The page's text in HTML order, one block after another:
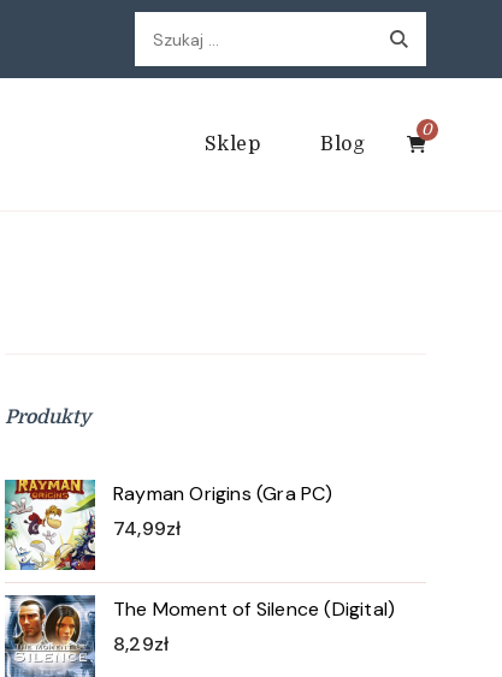
Szukaj:
Sklep Blog
0
Produkty
Rayman Origins (Gra PC)
74,99zł
The Moment of Silence (Digital)
8,29zł